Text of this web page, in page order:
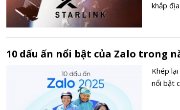
khắp
10 dấu ấn nổi bật của Zalo trong
Khép
nổi bật